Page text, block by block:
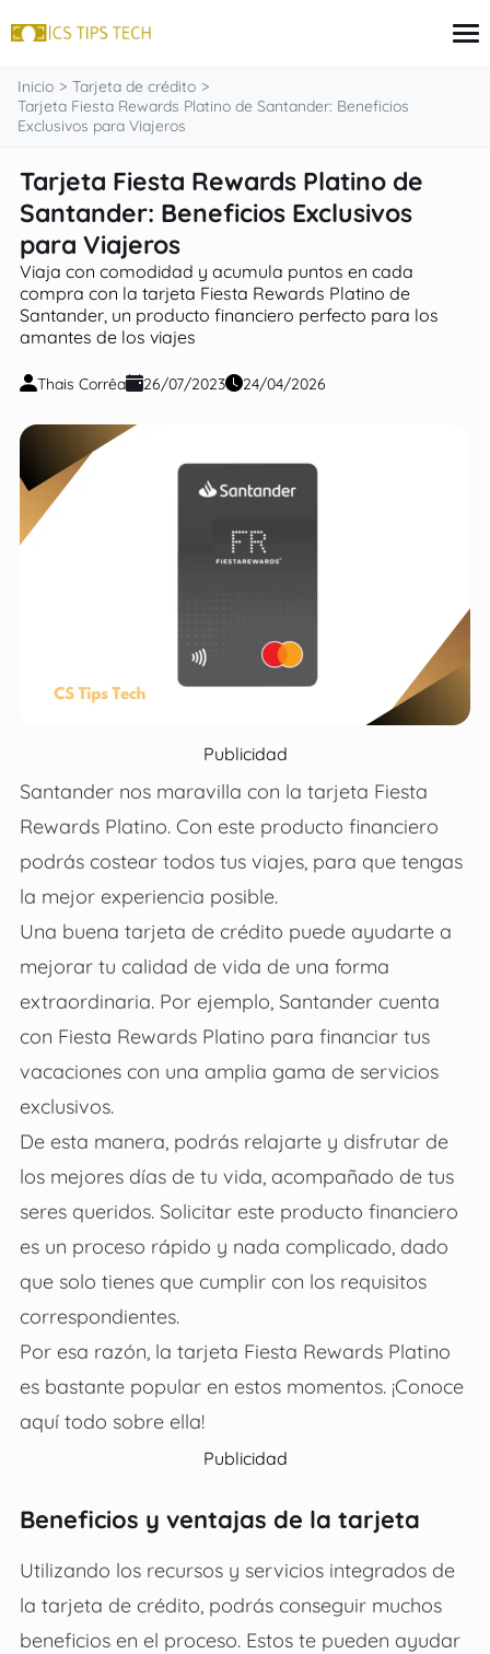
Finanzas
Programas sociales
Inversiones
Préstamos
Inicio
Tarjeta de crédito
Tarjeta Fiesta Rewards Platino de Santander: Beneficios
Exclusivos para Viajeros
Tarjeta Fiesta Rewards Platino de
Santander: Beneficios Exclusivos
para Viajeros
Viaja con comodidad y acumula puntos en cada
compra con la tarjeta Fiesta Rewards Platino de
Santander, un producto financiero perfecto para los
amantes de los viajes
Thais Corrêa 26/07/2023 24/04/2026
Publicidad
Santander nos maravilla con la tarjeta Fiesta
Rewards Platino. Con este producto financiero
podrás costear todos tus viajes, para que tengas
la mejor experiencia posible.
Una buena tarjeta de crédito puede ayudarte a
mejorar tu calidad de vida de una forma
extraordinaria. Por ejemplo, Santander cuenta
con Fiesta Rewards Platino para financiar tus
vacaciones con una amplia gama de servicios
exclusivos.
De esta manera, podrás relajarte y disfrutar de
los mejores días de tu vida, acompañado de tus
seres queridos. Solicitar este producto financiero
es un proceso rápido y nada complicado, dado
que solo tienes que cumplir con los requisitos
correspondientes.
Por esa razón, la tarjeta Fiesta Rewards Platino
es bastante popular en estos momentos. ¡Conoce
aquí todo sobre ella!
Publicidad
Beneficios y ventajas de la tarjeta
Utilizando los recursos y servicios integrados de
la tarjeta de crédito, podrás conseguir muchos
beneficios en el proceso. Estos te pueden ayudar